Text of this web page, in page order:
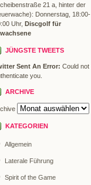
21 a, hinter der
Donnerstag, 18:00-
Uhr, Discgolf für
JÜNGSTE TWEETS
Sent An Error: Could not
you.
ARCHIVE
KATEGORIEN
Allgemein
Laterale Führung
Spirit of the Game